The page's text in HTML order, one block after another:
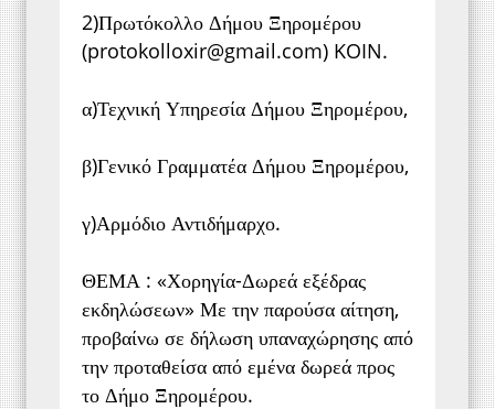
2)Πρωτόκολλο Δήμου Ξηρομέρου
(protokolloxir@gmail.com) KOIN.
α)Τεχνική Υπηρεσία Δήμου Ξηρομέρου,
β)Γενικό Γραμματέα Δήμου Ξηρομέρου,
γ)Αρμόδιο Αντιδήμαρχο.
ΘΕΜΑ : «Χορηγία-Δωρεά εξέδρας
εκδηλώσεων» Με την παρούσα αίτηση,
προβαίνω σε δήλωση υπαναχώρησης από
την προταθείσα από εμένα δωρεά προς
το Δήμο Ξηρομέρου.